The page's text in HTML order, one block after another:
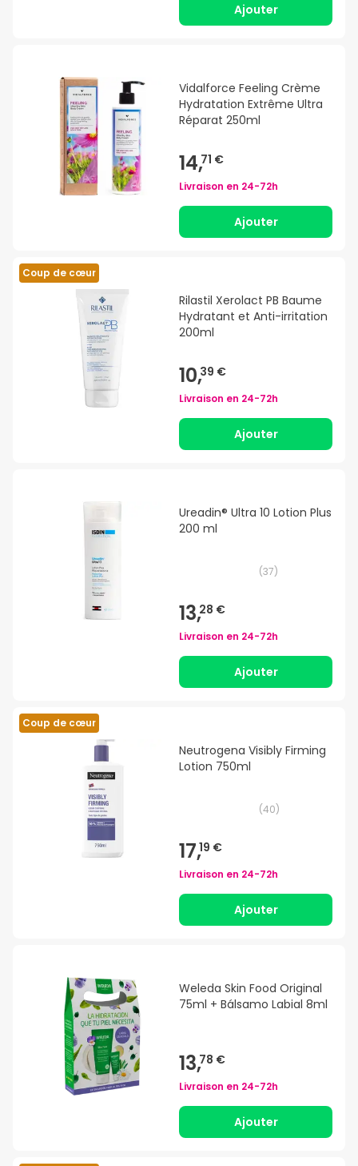
Ajouter
Vidalforce Feeling Crème
Hydratation Extrême Ultra
Réparat 250ml
14,71 €
Livraison en 24-72h
Ajouter
Coup de cœur
Rilastil Xerolact PB Baume
Hydratant et Anti-irritation
200ml
10,39 €
Livraison en 24-72h
Ajouter
Ureadin® Ultra 10 Lotion Plus
200 ml
(37)
13,28 €
Livraison en 24-72h
Ajouter
Coup de cœur
Neutrogena Visibly Firming
Lotion 750ml
(40)
17,19 €
Livraison en 24-72h
Ajouter
Weleda Skin Food Original
75ml + Bálsamo Labial 8ml
13,78 €
Livraison en 24-72h
Ajouter